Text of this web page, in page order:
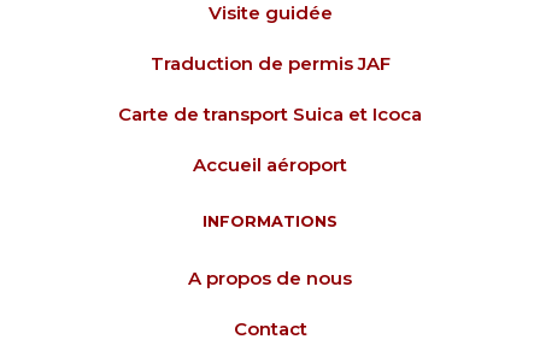
Visite guidée
Traduction de permis JAF
Carte de transport Suica et Icoca
Accueil aéroport
INFORMATIONS
A propos de nous
Contact